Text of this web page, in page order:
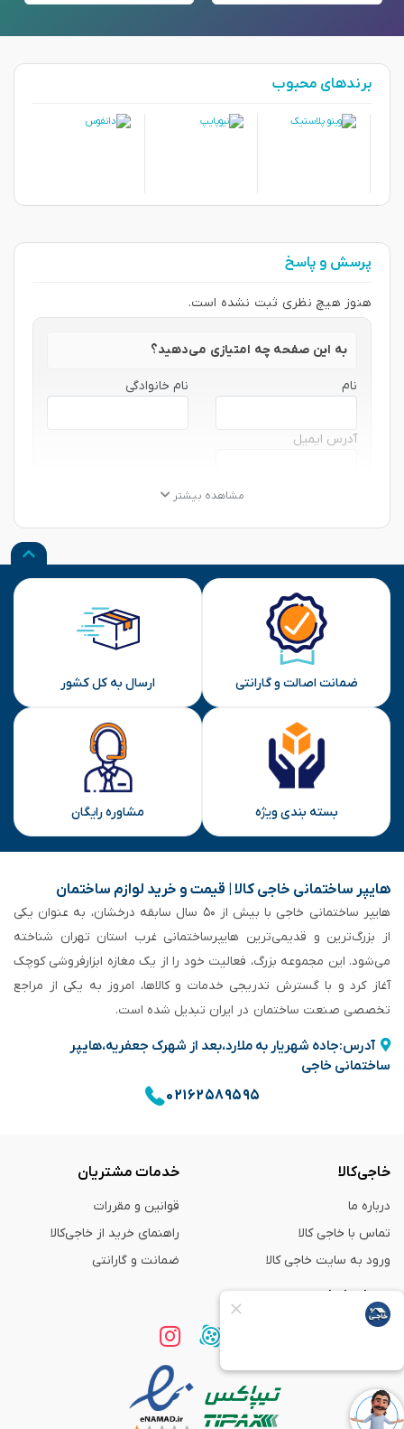
برندهای محبوب
پرسش و پاسخ
هنوز هیچ نظری ثبت نشده است.
به این صفحه چه امتیازی می‌دهید؟
نام نام خانوادگی
آدرس ایمیل
★
ارسال
مشاهده بیشتر
ضمانت اصالت و گارانتی ارسال به کل کشور
بسته بندی ویژه مشاوره رایگان
هایپر ساختمانی خاجی‌ کالا | قیمت و خرید لوازم ساختمان
هایپر ساختمانی خاجی‌ با بیش از ۵۰ سال سابقه‌ درخشان، به عنوان یکی
از بزرگ‌ترین و قدیمی‌ترین هایپرساختمانی‌ غرب استان تهران شناخته
می‌شود. این مجموعه بزرگ، فعالیت خود را از یک مغازه ابزارفروشی کوچک
آغاز کرد و با گسترش تدریجی خدمات و کالاها، امروز به یکی از مراجع
تخصصی صنعت ساختمان در ایران تبدیل شده است.
آدرس:جاده شهریار به ملارد،بعد از شهرک جعفریه،هایپر
ساختمانی خاجی
۰۲۱۶۲۵۸۹۵۹۵
خاجی‌کالا
درباره ما
تماس با خاجی کالا
ورود به سایت خاجی‌ کالا
خدمات مشتریان
قوانین و مقررات
راهنمای خرید از خاجی‌کالا
ضمانت و گارانتی
همراه با ما